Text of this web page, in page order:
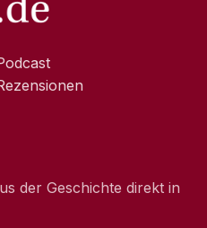
der Geschichte direkt in